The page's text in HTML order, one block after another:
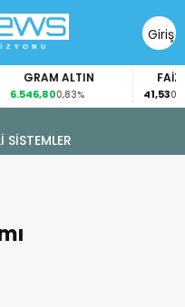
Giriş
Yap
GRAM ALTIN
6.546,800,83%
FAİZ
41,53
“ATEŞ KUŞLARI”